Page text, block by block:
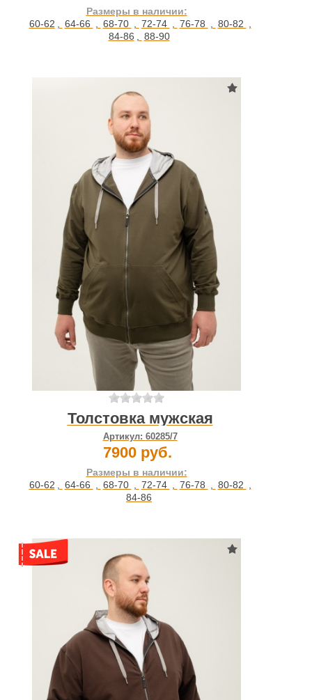
Размеры в наличии:
60-62 , 64-66 , 68-70 , 72-74 , 76-78 , 80-82 ,
84-86 , 88-90
Толстовка мужская
Артикул: 60285/7
7900 руб.
Размеры в наличии:
60-62 , 64-66 , 68-70 , 72-74 , 76-78 , 80-82 ,
84-86